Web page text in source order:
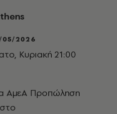
2026
Κυριακή 21:00
ΑμεΑ Προπώληση